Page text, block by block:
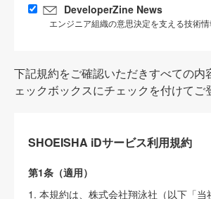
DeveloperZine News
エンジニア組織の意思決定を支える技術情
下記規約をご確認いただきすべての内
ェックボックスにチェックを付けてご
SHOEISHA iDサービス利用規約
第1条（適用）
1. 本規約は、株式会社翔泳社（以下「当